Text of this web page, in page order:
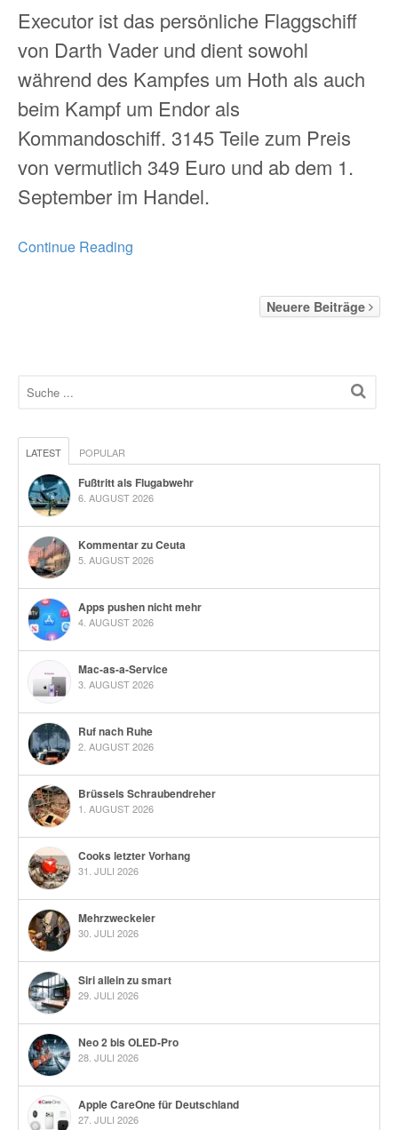
Executor ist das persönliche Flaggschiff
von Darth Vader und dient sowohl
während des Kampfes um Hoth als auch
beim Kampf um Endor als
Kommandoschiff. 3145 Teile zum Preis
von vermutlich 349 Euro und ab dem 1.
September im Handel.
Continue Reading
Neuere Beiträge
LATEST POPULAR
Fußtritt als Flugabwehr
6. AUGUST 2026
Kommentar zu Ceuta
5. AUGUST 2026
Apps pushen nicht mehr
4. AUGUST 2026
Mac-as-a-Service
3. AUGUST 2026
Ruf nach Ruhe
2. AUGUST 2026
Brüssels Schraubendreher
1. AUGUST 2026
Cooks letzter Vorhang
31. JULI 2026
Mehrzweckeier
30. JULI 2026
Siri allein zu smart
29. JULI 2026
Neo 2 bis OLED-Pro
28. JULI 2026
Apple CareOne für Deutschland
27. JULI 2026